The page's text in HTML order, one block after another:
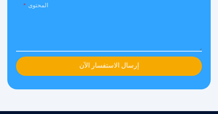
المحتوى
إرسال الاستفسار الآن